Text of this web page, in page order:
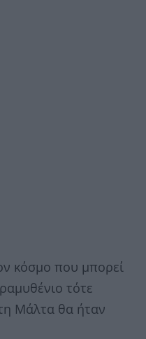
κόσμο που μπορεί
τότε
Μάλτα θα ήταν